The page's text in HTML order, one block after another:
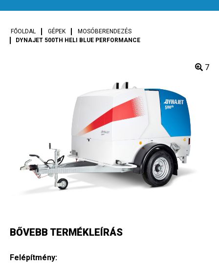
FŐOLDAL GÉPEK
MOSÓBERENDEZÉS
DYNAJET 500TH HELI BLUE PERFORMANCE
7
BŐVEBB TERMÉKLEÍRÁS
Felépítmény: